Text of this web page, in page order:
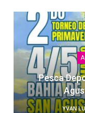
Pesca
YVAN